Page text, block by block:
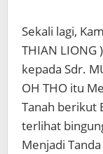
Sekali lagi,
THIAN LIONG
kepada Sdr.
OH THO itu
Tanah berikut
terlihat
Menjadi